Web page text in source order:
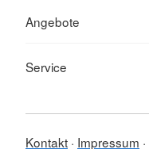
Angebote
Service
Kontakt Impressum